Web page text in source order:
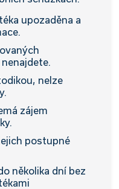
upozaděna a
nelze
zájem
postupné
několika dní bez